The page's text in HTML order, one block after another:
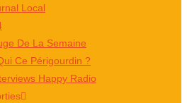
Local
De La Semaine
Ce Périgourdin ?
Happy Radio